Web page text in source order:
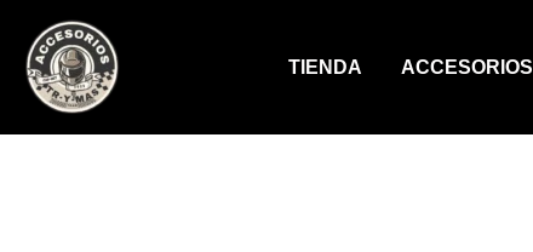
contenido
TIENDA ACCESORIOS